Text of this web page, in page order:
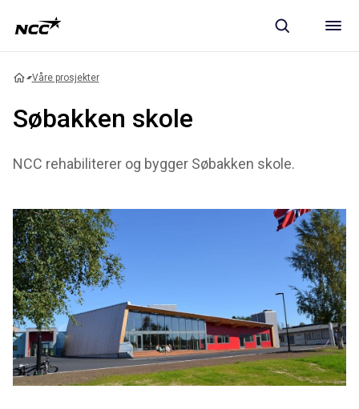
Våre prosjekter
Søbakken skole
NCC rehabiliterer og bygger Søbakken skole.